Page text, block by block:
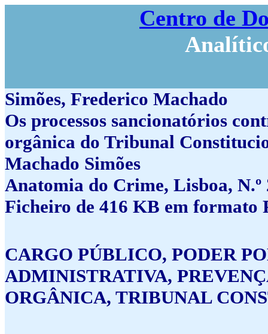
Centro de
Simões, Frederico Machado
Os processos sancionatórios
orgânica do Tribunal
Machado Simões
Anatomia do Crime, Lisboa,
Ficheiro de 416 KB em formato
CARGO PÚBLICO, PODER
ADMINISTRATIVA,
ORGÂNICA, TRIBUNAL